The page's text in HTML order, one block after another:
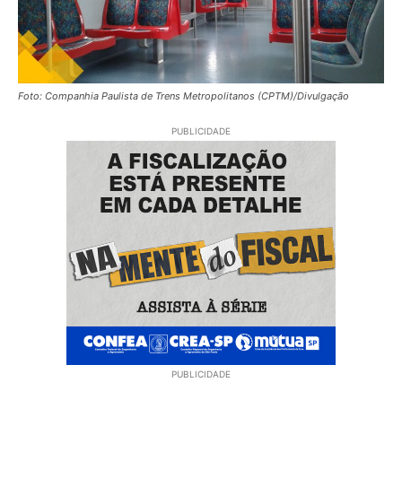
Foto: Companhia Paulista de Trens Metropolitanos (CPTM)/Divulgação
PUBLICIDADE
PUBLICIDADE